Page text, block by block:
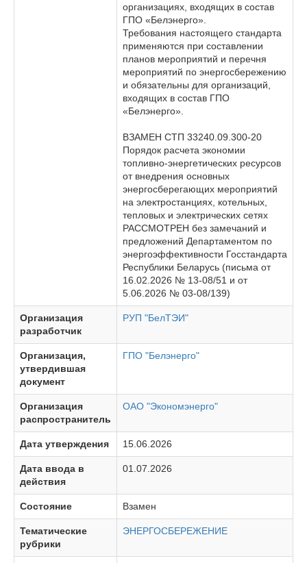
организациях, входящих в состав
ГПО «Белэнерго».
Требования настоящего стандарта
применяются при составлении
планов мероприятий и перечня
мероприятий по энергосбережению
и обязательны для организаций,
входящих в состав ГПО
«Белэнерго».
ВЗАМЕН СТП 33240.09.300-20
Порядок расчета экономии
топливно-энергетических ресурсов
от внедрения основных
энергосберегающих мероприятий
на электростанциях, котельных,
тепловых и электрических сетях
РАССМОТРЕН без замечаний и
предложений Департаментом по
энергоэффективности Госстандарта
Республики Беларусь (письма от
16.02.2026 № 13-08/51 и от
5.06.2026 № 03-08/139)
Организация
разработчик
РУП "БелТЭИ"
Организация,
утвердившая
документ
ГПО "Белэнерго"
Организация
распространитель
ОАО "Экономэнерго"
Дата утверждения 15.06.2026
Дата ввода в
действия
01.07.2026
Состояние Взамен
Тематические
рубрики
ЭНЕРГОСБЕРЕЖЕНИЕ